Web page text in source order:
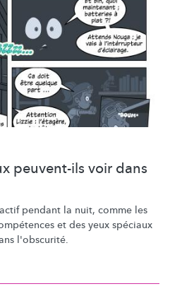
peuvent-ils voir dans
pendant la nuit, comme les
et des yeux spéciaux
l'obscurité.